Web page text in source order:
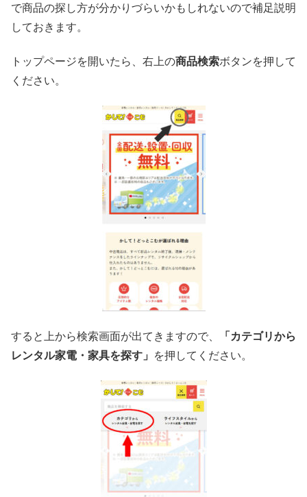
で商品の探し方が分かりづらいかもしれないので補足説明
しておきます。
トップページを開いたら、右上の商品検索ボタンを押して
ください。
すると上から検索画面が出てきますので、
「カテゴリから
レンタル家電・家具を探す」
を押してください。